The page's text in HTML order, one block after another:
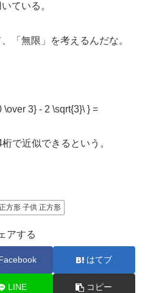
ている。
「無限」を考えるんだな。
で近似できるという。
方形 子供 正方形
アする
はてブ
LINE コピー